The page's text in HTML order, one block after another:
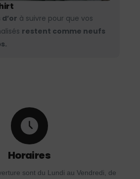
à suivre pour que vos
restent comme neufs
Horaires
sont du Lundi au Vendredi, de